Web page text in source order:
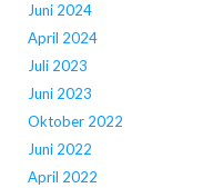
Juni 2024
April 2024
Juli 2023
Juni 2023
Oktober 2022
Juni 2022
April 2022